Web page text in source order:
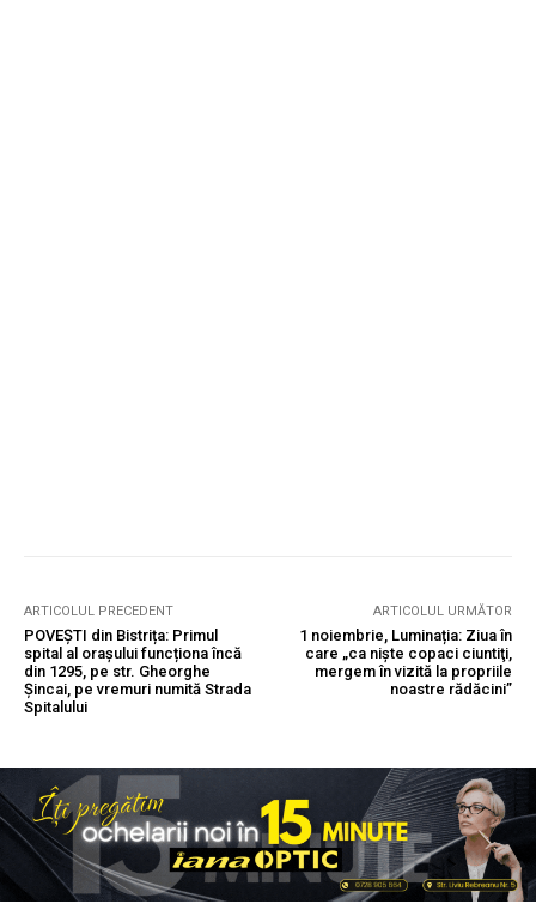
ARTICOLUL PRECEDENT
POVEȘTI din Bistrița: Primul
spital al orașului funcționa încă
din 1295, pe str. Gheorghe
Șincai, pe vremuri numită Strada
Spitalului
ARTICOLUL URMĂTOR
1 noiembrie, Luminația: Ziua în
care „ca nişte copaci ciuntiţi,
mergem în vizită la propriile
noastre rădăcini”